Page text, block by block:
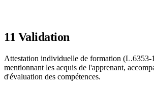
11 Validation
Attestation individuelle de formation (L.6353-
mentionnant les acquis de l'apprenant,
d'évaluation des compétences.